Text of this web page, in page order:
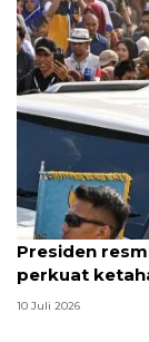
Presiden
perkuat
10 Juli 2026